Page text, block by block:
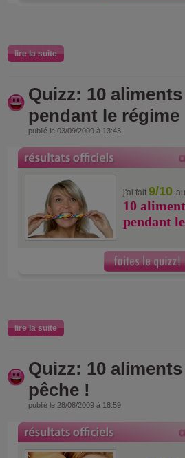
lire la suite
Quizz: 10
pendant le régime
publié le 03/09/2009 à 13:43
j'ai fait 9/10
10
pendant
lire la suite
Quizz: 10
pêche !
publié le 28/08/2009 à 18:59